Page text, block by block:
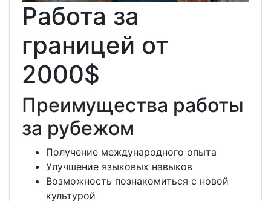
Работа за
границей от
2000$
Преимущества работы
за рубежом
Получение международного опыта
Улучшение языковых навыков
Возможность познакомиться с новой
культурой